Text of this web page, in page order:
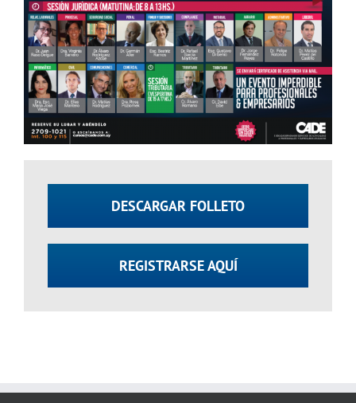
DESCARGAR FOLLETO
REGISTRARSE AQUÍ